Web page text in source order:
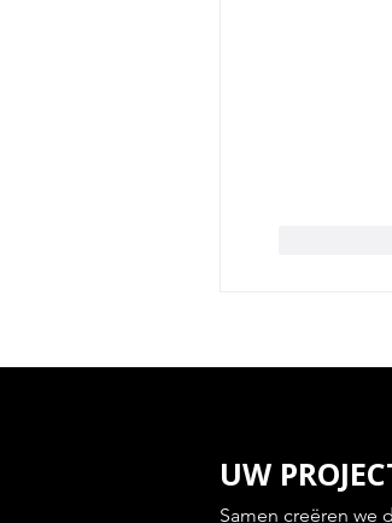
UW
Samen creëren we